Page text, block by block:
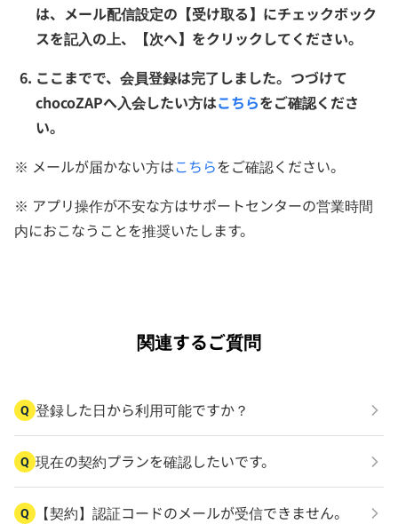
は、メール配信設定の【受け取る】にチェックボック
スを記入の上、【次へ】をクリックしてください。
ここまでで、会員登録は完了しました。つづけて
chocoZAPへ入会したい方はこちらをご確認くださ
い。
※ メールが届かない方はこちらをご確認ください。
※ アプリ操作が不安な方はサポートセンターの営業時間
内におこなうことを推奨いたします。
関連するご質問
Q 登録した日から利用可能ですか？
Q 現在の契約プランを確認したいです。
Q 【契約】認証コードのメールが受信できません。